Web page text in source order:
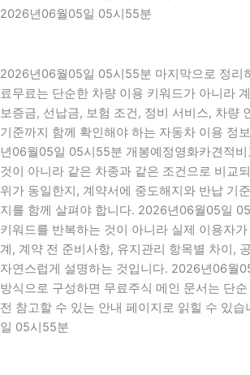
2026년06월05일 05시55분
2026년06월05일 05시55분 마지막으로 정리
료무료는 단순한 차량 이용 키워드가 아니라
보증금, 선납금, 보험 조건, 정비 서비스, 차량
기준까지 함께 확인해야 하는 자동차 이용 정
년06월05일 05시55분 개봉예정영화카견적
것이 아니라 같은 차종과 같은 조건으로 비교
위가 동일한지, 계약서에 중도해지와 반납 기
지를 함께 살펴야 합니다. 2026년06월05일
키워드를 반복하는 것이 아니라 실제 이용자
계, 계약 전 준비사항, 유지관리 항목별 차이,
자연스럽게 설명하는 것입니다. 2026년06월
방식으로 구성하면 무료주식 메인 문서는 단
전 참고할 수 있는 안내 페이지로 읽힐 수 있
일 05시55분